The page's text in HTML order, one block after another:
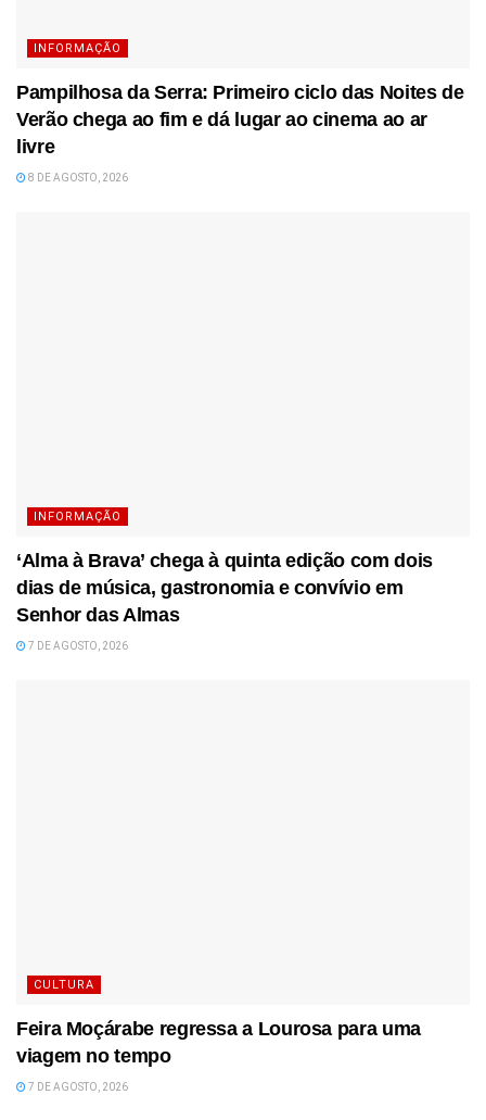
INFORMAÇÃO
Pampilhosa da Serra: Primeiro ciclo das Noites de
Verão chega ao fim e dá lugar ao cinema ao ar
livre
8 DE AGOSTO, 2026
INFORMAÇÃO
‘Alma à Brava’ chega à quinta edição com dois
dias de música, gastronomia e convívio em
Senhor das Almas
7 DE AGOSTO, 2026
CULTURA
Feira Moçárabe regressa a Lourosa para uma
viagem no tempo
7 DE AGOSTO, 2026